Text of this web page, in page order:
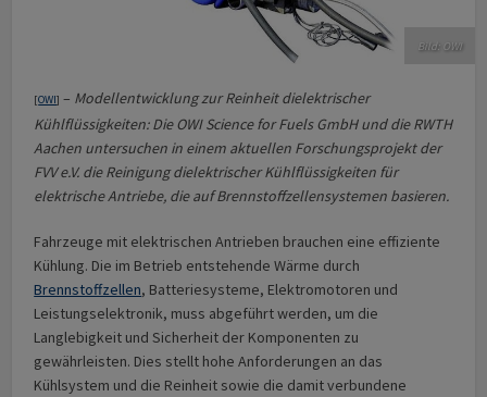
Bild: OWI
[OWI] – Modellentwicklung zur Reinheit dielektrischer
Kühlflüssigkeiten: Die OWI Science for Fuels GmbH und die RWTH
Aachen untersuchen in einem aktuellen Forschungsprojekt der
FVV e.V. die Reinigung dielektrischer Kühlflüssigkeiten für
elektrische Antriebe, die auf Brennstoffzellensystemen basieren.
Fahrzeuge mit elektrischen Antrieben brauchen eine effiziente
Kühlung. Die im Betrieb entstehende Wärme durch
Brennstoffzellen, Batteriesysteme, Elektromotoren und
Leistungselektronik, muss abgeführt werden, um die
Langlebigkeit und Sicherheit der Komponenten zu
gewährleisten. Dies stellt hohe Anforderungen an das
Kühlsystem und die Reinheit sowie die damit verbundene